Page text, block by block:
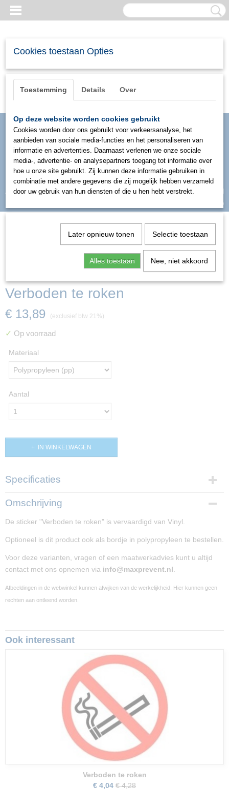
Inloggen Registreren
UW WINKELWAGEN
(0)
Verboden te roken
€ 13,89 (exclusief btw 21%)
✓ Op voorraad
Materiaal
Aantal
IN WINKELWAGEN
Specificaties
Productcode
PP02288-767
Afmetingen (l,b,h)
10 x 30 x 0 cm
Omschrijving
De sticker "Verboden te roken" is vervaardigd van Vinyl.
Optioneel is dit product ook als bordje in polypropyleen te bestellen.
Voor deze varianten, vragen of een maatwerkadvies kunt u altijd
contact met ons opnemen via info@maxprevent.nl
Afbeeldingen in de webwinkel kunnen afwijken van de werkelijkheid. Hier kunnen geen
rechten aan ontleend worden.
Ook interessant
Verboden te roken
€ 4,04 € 4,28
Cookies toestaan Opties
Toestemming Details Over
Op deze website worden cookies gebruikt
Cookies worden door ons gebruikt voor verkeersanalyse, het
aanbieden van sociale media-functies en het personaliseren van
informatie en advertenties. Daarnaast verlenen we onze sociale
media-, advertentie- en analysepartners toegang tot informatie over
hoe u onze site gebruikt. Zij kunnen deze informatie gebruiken in
combinatie met andere gegevens die zij mogelijk hebben verzameld
door uw gebruik van hun diensten of die u hen hebt verstrekt.
Later opnieuw tonen Selectie toestaan
Alles toestaan Nee, niet akkoord